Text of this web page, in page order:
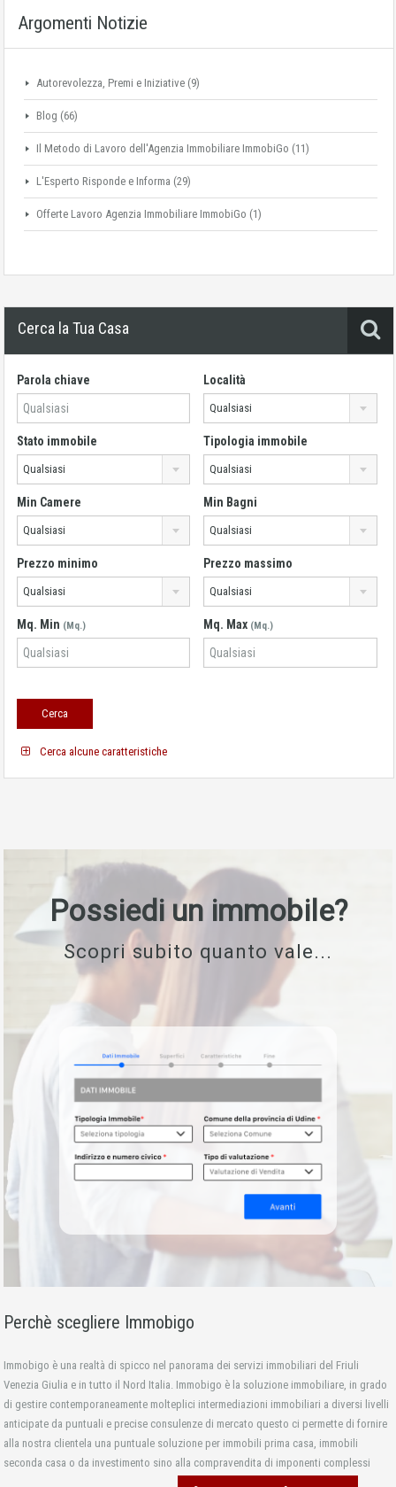
Argomenti Notizie
Autorevolezza, Premi e Iniziative (9)
Blog (66)
Il Metodo di Lavoro dell'Agenzia Immobiliare ImmobiGo (11)
L'Esperto Risponde e Informa (29)
Offerte Lavoro Agenzia Immobiliare ImmobiGo (1)
Cerca la Tua Casa
Parola chiave Località
Qualsiasi
Stato immobile
Qualsiasi
Tipologia immobile
Qualsiasi
Min Camere
Qualsiasi
Min Bagni
Qualsiasi
Prezzo minimo
Qualsiasi
Prezzo massimo
Qualsiasi
Mq. Min (Mq.) Mq. Max (Mq.)
Cerca alcune caratteristiche
Possiedi un immobile?
Scopri subito quanto vale...
Perchè scegliere Immobigo
Immobigo è una realtà di spicco nel panorama dei servizi immobiliari del Friuli
Venezia Giulia e in tutto il Nord Italia. Immobigo è la soluzione immobiliare, in grado
di gestire contemporaneamente molteplici intermediazioni immobiliari a diversi livelli
anticipate da puntuali e precise consulenze di mercato questo ci permette di fornire
alla nostra clientela una puntuale soluzione per immobili prima casa, immobili
seconda casa o da investimento sino alla compravendita di imponenti complessi